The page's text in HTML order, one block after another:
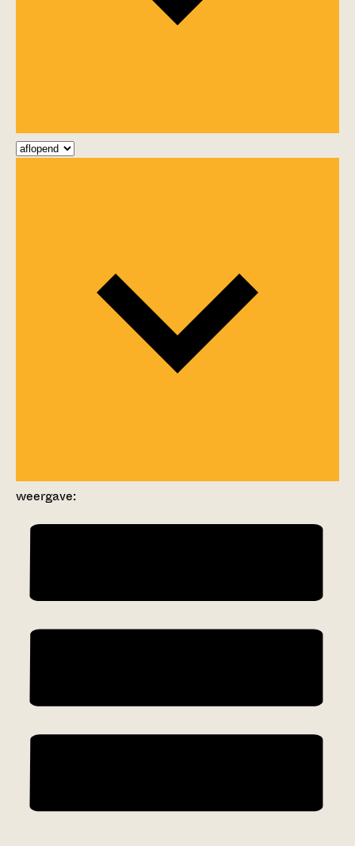
weergave: